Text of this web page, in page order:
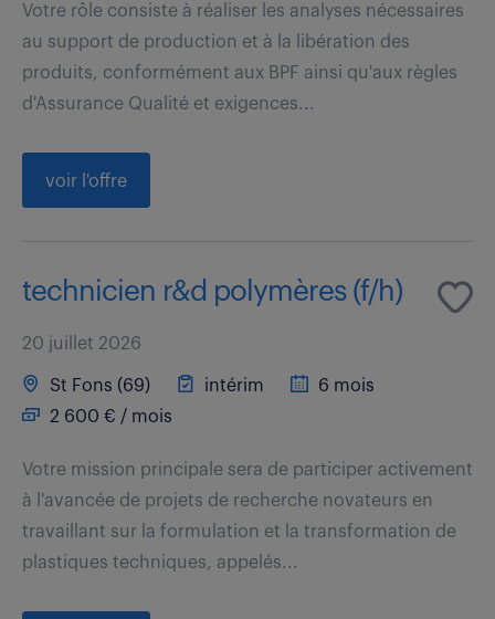
Votre rôle consiste à réaliser les analyses nécessaires
au support de production et à la libération des
produits, conformément aux BPF ainsi qu'aux règles
d'Assurance Qualité et exigences...
voir l'offre
technicien r&d polymères (f/h)
20 juillet 2026
St Fons (69) intérim
6 mois
2 600 € / mois
Votre mission principale sera de participer activement
à l'avancée de projets de recherche novateurs en
travaillant sur la formulation et la transformation de
plastiques techniques, appelés...